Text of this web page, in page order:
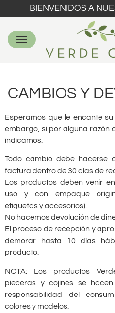
BIENVENIDOS A
CAMBIOS Y
Esperamos que le encante
embargo, si por alguna razón
indicamos.
Todo cambio debe hacerse
factura dentro de 30 días de
Los productos deben venir
uso y con empaque
etiquetas y accesorios).
No hacemos devolución de
El proceso de recepción y
demorar hasta 10 días
producto.
NOTA: Los productos
pieceras y cojines se
responsabilidad del
colores y modelos.